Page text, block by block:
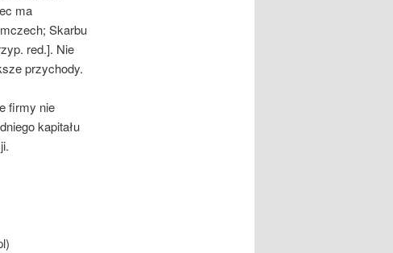
ma
Skarbu
red.]. Nie
przychody.
firmy nie
kapitału